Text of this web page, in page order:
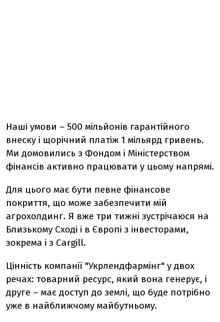
Наші умови – 500 мільйонів гарантійного
внеску і щорічний платіж 1 мільярд гривень.
Ми домовились з Фондом і Міністерством
фінансів активно працювати у цьому напрямі.
Для цього має бути певне фінансове
покриття, що може забезпечити мій
агрохолдинг. Я вже три тижні зустрічаюся на
Близькому Сході і в Європі з інвесторами,
зокрема і з Cargill.
Цінність компанії "Укрлендфармінг" у двох
речах: товарний ресурс, який вона генерує, і
друге – має доступ до землі, що буде потрібно
уже в найближчому майбутньому.